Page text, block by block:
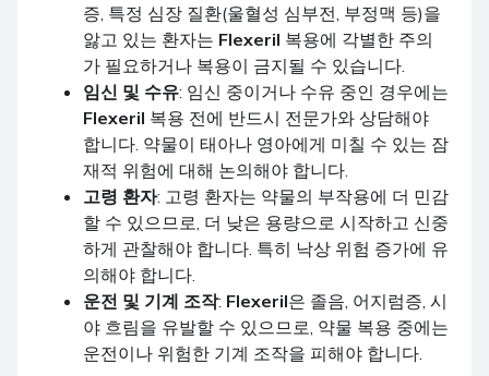
증, 특정 심장 질환(울혈성 심부전, 부정맥 등)을
앓고 있는 환자는 Flexeril 복용에 각별한 주의
가 필요하거나 복용이 금지될 수 있습니다.
임신 및 수유: 임신 중이거나 수유 중인 경우에는
Flexeril 복용 전에 반드시 전문가와 상담해야
합니다. 약물이 태아나 영아에게 미칠 수 있는 잠
재적 위험에 대해 논의해야 합니다.
고령 환자: 고령 환자는 약물의 부작용에 더 민감
할 수 있으므로, 더 낮은 용량으로 시작하고 신중
하게 관찰해야 합니다. 특히 낙상 위험 증가에 유
의해야 합니다.
운전 및 기계 조작: Flexeril은 졸음, 어지럼증, 시
야 흐림을 유발할 수 있으므로, 약물 복용 중에는
운전이나 위험한 기계 조작을 피해야 합니다.